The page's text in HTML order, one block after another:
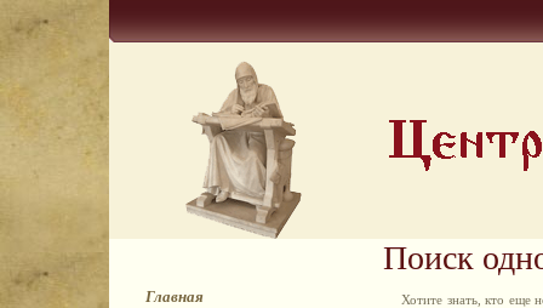
Главная
Поиск
Хотите знать, кто еще